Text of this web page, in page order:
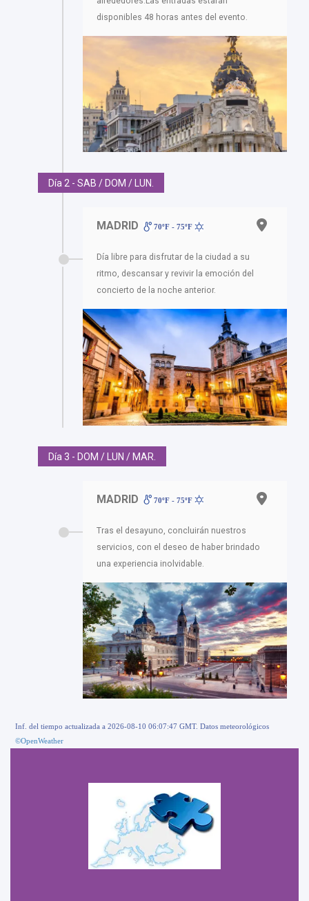
disponibles 48 horas antes del evento.
Día 2 - SAB / DOM / LUN.
MADRID 70ºF - 75ºF
Día libre para disfrutar de la ciudad a su
ritmo, descansar y revivir la emoción del
concierto de la noche anterior.
Día 3 - DOM / LUN / MAR.
MADRID 70ºF - 75ºF
Tras el desayuno, concluirán nuestros
servicios, con el deseo de haber brindado
una experiencia inolvidable.
Inf. del tiempo actualizada a 2026-08-10 06:07:47 GMT. Datos meteorológicos
©OpenWeather